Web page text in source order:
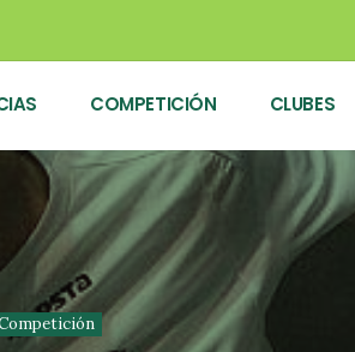
COMPETICIÓN CLUBES